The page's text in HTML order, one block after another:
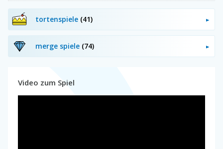
tortenspiele (41)
merge spiele (74)
Video zum Spiel